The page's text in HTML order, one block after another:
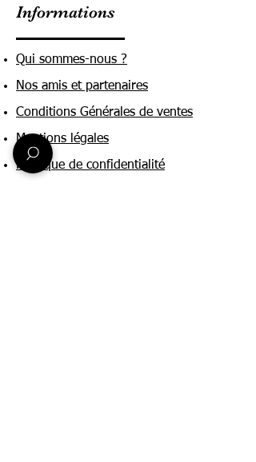
Informations
Qui sommes-nous ?
Nos amis et partenaires
Conditions Générales de ventes
Mentions légales
Politique de confidentialité